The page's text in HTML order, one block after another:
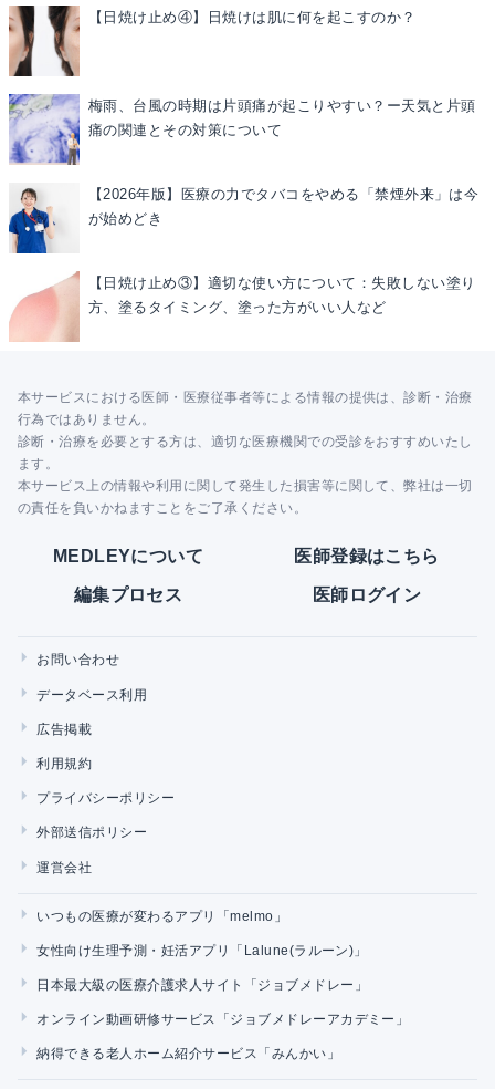
【日焼け止め④】日焼けは肌に何を起こすのか？
梅雨、台風の時期は片頭痛が起こりやすい？ー天気と片頭
痛の関連とその対策について
【2026年版】医療の力でタバコをやめる「禁煙外来」は今
が始めどき
【日焼け止め③】適切な使い方について：失敗しない塗り
方、塗るタイミング、塗った方がいい人など
本サービスにおける医師・医療従事者等による情報の提供は、診断・治療
行為ではありません。
診断・治療を必要とする方は、適切な医療機関での受診をおすすめいたし
ます。
本サービス上の情報や利用に関して発生した損害等に関して、弊社は一切
の責任を負いかねますことをご了承ください。
MEDLEYについて 医師登録はこちら
編集プロセス 医師ログイン
お問い合わせ
データベース利用
広告掲載
利用規約
プライバシーポリシー
外部送信ポリシー
運営会社
いつもの医療が変わるアプリ「melmo」
女性向け生理予測・妊活アプリ「Lalune(ラルーン)」
日本最大級の医療介護求人サイト「ジョブメドレー」
オンライン動画研修サービス「ジョブメドレーアカデミー」
納得できる老人ホーム紹介サービス「みんかい」